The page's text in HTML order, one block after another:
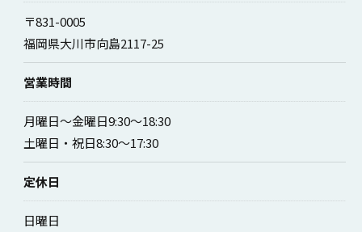
〒831-0005
福岡県大川市向島2117-25
営業時間
月曜日～金曜日9:30～18:30
土曜日・祝日8:30～17:30
定休日
日曜日